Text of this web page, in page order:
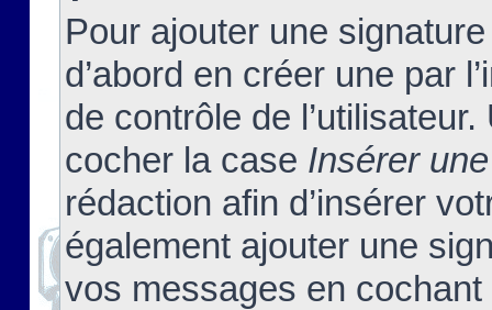
Pour ajouter une
d’abord en créer une par
de contrôle de
cocher la case Insérer
rédaction afin d’insérer
également ajouter une
vos messages en